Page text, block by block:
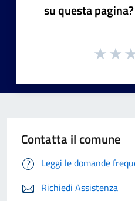
su questa pagina?
Contatta il comune
Leggi le domande
Richiedi Assistenza